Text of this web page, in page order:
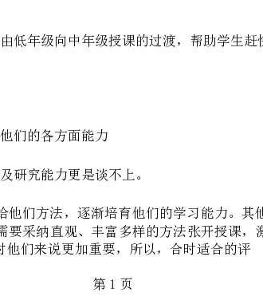
所以这篇课文在本单元是举足轻重的。
二、学习者特色分析